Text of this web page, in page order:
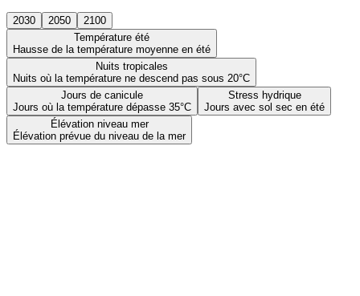
2030 2050
2100
Température été
Hausse de la température moyenne en été
Nuits tropicales
Nuits où la température ne descend pas sous 20°C
Jours de canicule
Jours où la température dépasse 35°C
Stress hydrique
Jours avec sol sec en été
Élévation niveau mer
Élévation prévue du niveau de la mer